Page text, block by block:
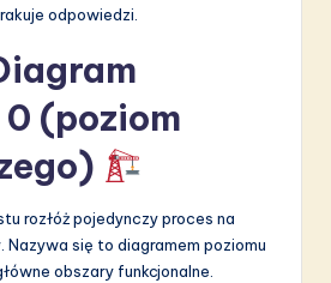
odpowiedzi.
(poziom
rozłóż pojedynczy proces na
Nazywa się to diagramem poziomu
obszary funkcjonalne.